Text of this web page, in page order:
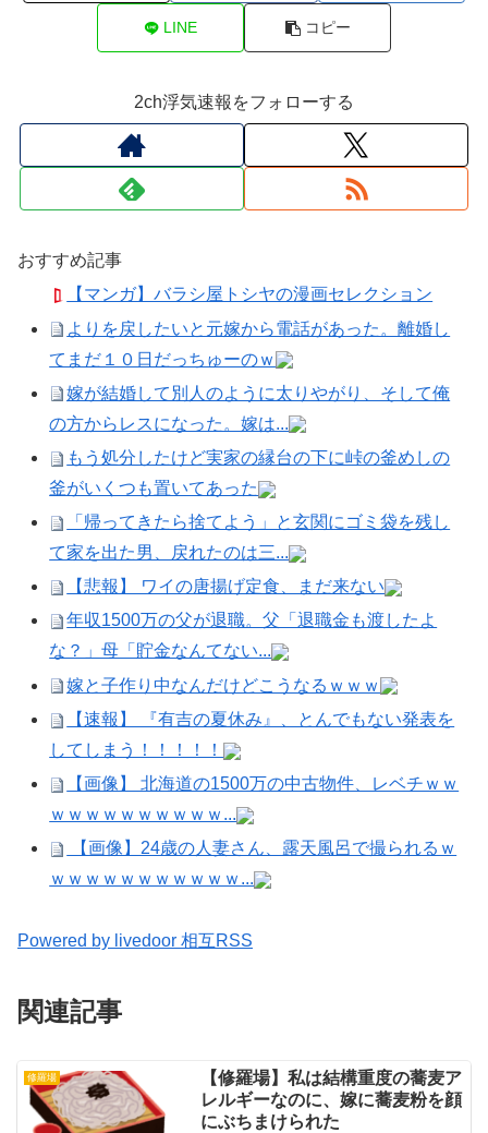
LINE コピー
2ch浮気速報をフォローする
おすすめ記事
【マンガ】バラシ屋トシヤの漫画セレクション
よりを戻したいと元嫁から電話があった。離婚し
てまだ１０日だっちゅーのｗ
嫁が結婚して別人のように太りやがり、そして俺
の方からレスになった。嫁は...
もう処分したけど実家の縁台の下に峠の釜めしの
釜がいくつも置いてあった
「帰ってきたら捨てよう」と玄関にゴミ袋を残し
て家を出た男、戻れたのは三...
【悲報】 ワイの唐揚げ定食、まだ来ない
年収1500万の父が退職。父「退職金も渡したよ
な？」母「貯金なんてない...
嫁と子作り中なんだけどこうなるｗｗｗ
【速報】 『有吉の夏休み』、とんでもない発表を
してしまう！！！！！
【画像】 北海道の1500万の中古物件、レベチｗｗ
ｗｗｗｗｗｗｗｗｗｗ...
【画像】24歳の人妻さん、露天風呂で撮られるｗ
ｗｗｗｗｗｗｗｗｗｗｗ...
Powered by livedoor 相互RSS
関連記事
修羅場
【修羅場】私は結構重度の蕎麦ア
レルギーなのに、嫁に蕎麦粉を顔
にぶちまけられた